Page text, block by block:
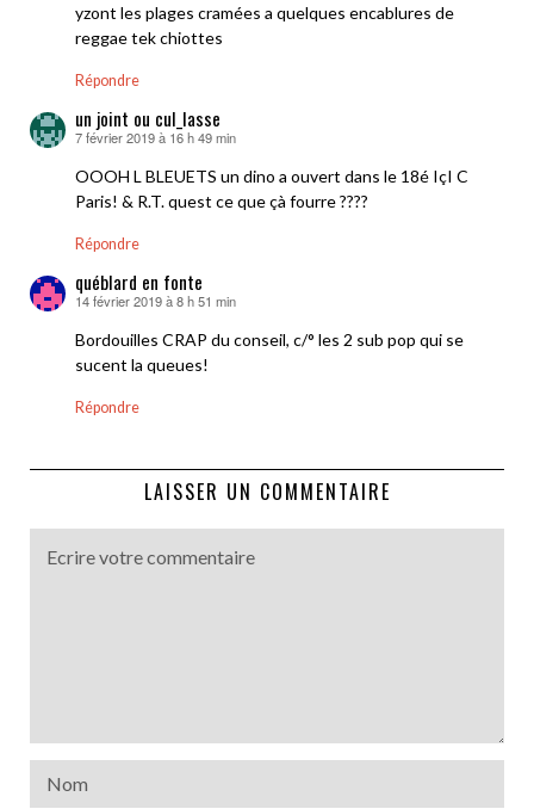
yzont les plages cramées a quelques encablures de
reggae tek chiottes
Répondre
un joint ou cul_lasse
dit :
7 février 2019 à 16 h 49 min
OOOH L BLEUETS un dino a ouvert dans le 18é IçI C
Paris! & R.T. quest ce que çà fourre ????
Répondre
québlard en fonte
dit :
14 février 2019 à 8 h 51 min
Bordouilles CRAP du conseil, c/° les 2 sub pop qui se
sucent la queues!
Répondre
LAISSER UN COMMENTAIRE